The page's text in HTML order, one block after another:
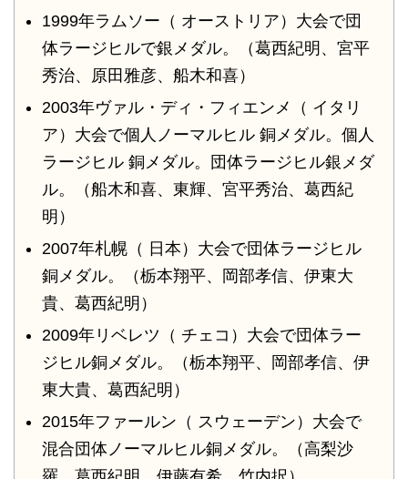
1999年ラムソー（ オーストリア）大会で団
体ラージヒルで銀メダル。（葛西紀明、宮平
秀治、原田雅彦、船木和喜）
2003年ヴァル・ディ・フィエンメ（ イタリ
ア）大会で個人ノーマルヒル 銅メダル。個人
ラージヒル 銅メダル。団体ラージヒル銀メダ
ル。（船木和喜、東輝、宮平秀治、葛西紀
明）
2007年札幌（ 日本）大会で団体ラージヒル
銅メダル。（栃本翔平、岡部孝信、伊東大
貴、葛西紀明）
2009年リベレツ（ チェコ）大会で団体ラー
ジヒル銅メダル。（栃本翔平、岡部孝信、伊
東大貴、葛西紀明）
2015年ファールン（ スウェーデン）大会で
混合団体ノーマルヒル銅メダル。（高梨沙